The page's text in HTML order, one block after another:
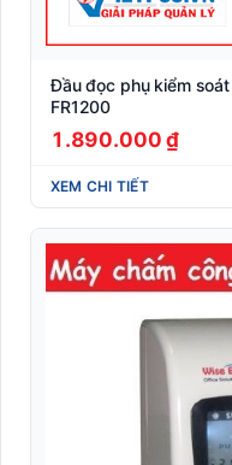
Đầu đọc phụ kiểm
FR1200
1.890.000 ₫
XEM CHI TIẾT